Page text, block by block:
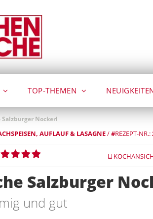
TOP-THEMEN
Salzburger Nockerl
AUFLAUF & LASAGNE/#REZEPT-NR.:
Salzburger
und gut